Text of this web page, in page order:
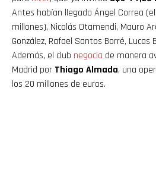
Antes habían llegado Ángel Correa
millones), Nicolás Otamendi, Mauro
González, Rafael Santos Borré, Lucas
Además, el club negocia de manera
Madrid por Thiago Almada, una
los 20 millones de euros.